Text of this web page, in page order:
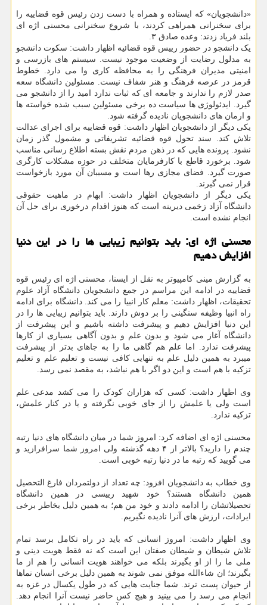
«دانشجویان» که ایستاده و همراه با دست زدن رئیس قوه قضاییه را
برای سخنرانی همراهی کردند، با شروع سخنرانی محسنی اژه ای
بلند فریاد زدند: وعده صادق ۳.
یک دانشجو در حضور رییس قوه قضائیه اظهار داشت: سکوت دانشجو
به مدلول رضایت از وضعیت موجود نیست. سیستم های بازرسی و
امنیتی مدیران فرهنگی را به محافظه کاری وا می دارد. خطوط
قرمز در عرصه فرهنگ و هنر شفاف نیست. مسئولین دانشگاه سعه
صدر لازم را ندارند و جامعه ای که ثبات ندارد امید را از دانشجو می
گیرد. ایدئولوژی ها سیاست ده برخی مسئولین سبب شده خواسته ها
و ارمان های دانشجویان نادیده گرفته شود.
یکی دیگر از دانشجویان اظهار داشت: قوه قضاییه برای اجرای عدالت
تلاش کند. سند تحول قوه قضائیه تشریفاتی و مشمول گذر زمان
نشود. پرونده هایی که در ذهن مردم نقش بسته اطلاع رسانی مناسب
شود. برخورد قاطع با کارفرمایان متخلف در حوزه مشکلات کارگری
صورت گیرد. فضای مجازی رها است و مسببان آن مورد بازخواست
قرار نمی گیرند.
یکی دیگر از دانشجویان اظهار داشت: ابهام در ماهیت حقوقی
دانشگاه آزاد زخمی دیرینه است که هنوز اقدام درخوری برای حل آن
انجام نشده است.
محسنی اژه ای: باید بتوانیم زیبایی ها را در این دنیا
افزایش دهیم
به گزارش مینی کامپیوتر به نقل از ایسنا، محسنی اژه ای رئیس قوه
قضاییه در ادامه این مراسم در جمع دانشجویان دانشگاه آزاد علوم
تحقیقات، اظهار داشت: معلم کار انبیا را می کند. دانشگاه برای ادامه
راه انبیا وظیفه سنگینی را بر دوش دارند. باید بتوانیم زیبایی ها را در
این دنیا افزایش دهیم و پیشرفت داشته باشیم و این پیشرفت از
دانشگاه آغاز می شود و بدون علم و بدون آگاهی بسیاری از کارها
پیشرفت ندارد. اما علم هم گاهی ما را به جاهای بدتر از پیشرفت
میبرد به همین دلیل علم به تنهایی کافی نیست و تعلیم علم و تعلیم
تزکیه با هم است و این دو اگر با هم نباشد، به مقصد نمی رسد.
وی اظهار داشت: کسی که هزاران کودک را می کشد مدعی علم
است ولی یا علمش را از جای خوبی نگرفته و یا در کنار علمش،
تزکیه ندارد.
محسنی اژه ای اضافه کرد: امروز شما در میان دانشگاه های دنیا رتبه
چندم را دارید؟ بالاتر از ۴ دهه گذشته ولی امروز شما سرافرازید و
می گویید که رتبه ما در دنیا رتبه خوبی است.
وی خطاب به دانشجویان افزود: چه تعداد از دولتمردان فارغ التحصیل
همین دانشگاه هستند؟ خود شهید رییسی در همین دانشگاه
تحصیلاتشان را ادامه دادند و خود من هم؛ به همین دلیل بخاطر برخی
ایرادات، ارزش های آنرا نادیده نگیریم.
وی اظهار داشت: امروز انسانی که باید در راه تکامل برسد تمام
تلاش شیطان و شیطان صفتان این است که نه فقط هویت دینی و
ملی ما را از او بگیرند بلکه می خواهند هویت انسانی را هم از ما
بگیرند؛ ان شاءالله موفق نمی شوند به همین دلیل برخی انسان نماها
از حیوان پست ترند. شما جنایت هایی که در طول یکسال در غزه به
انجام می رسد را می بینید و هیچ کس حاضر نیست آنرا انجام دهد.